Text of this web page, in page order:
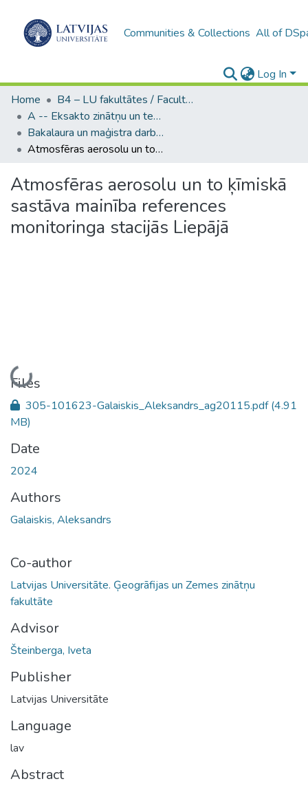
Communities & Collections All of
Log In
Home
B4 – LU fakultātes / Faculties of the UL
A -- Eksakto zinātņu un tehnoloģiju fakultāte / Faculty of Science and Technology
Bakalaura un maģistra darbi (EZTF) / Bachelor's and Master's theses
Atmosfēras aerosolu un to ķīmiskā sastāva mainība references monitoringa stacijās Liepājā
Atmosfēras aerosolu un to ķīmiskā
sastāva mainība references
monitoringa stacijās Liepājā
Loading...
Files
305-101623-Galaiskis_Aleksandrs_ag20115.pdf(4.91
MB)
Date
2024
Authors
Galaiskis, Aleksandrs
Co-author
Latvijas Universitāte. Ģeogrāfijas un Zemes zinātņu
fakultāte
Advisor
Šteinberga, Iveta
Publisher
Latvijas Universitāte
Language
lav
Abstract